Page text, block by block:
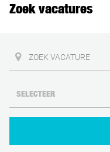
Zoek vacatures